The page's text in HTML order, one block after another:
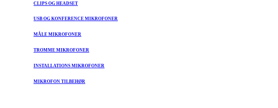
CLIPS OG HEADSET
USB OG KONFERENCE MIKROFONER
MÅLE MIKROFONER
TROMME MIKROFONER
INSTALLATIONS MIKROFONER
MIKROFON TILBEHØR